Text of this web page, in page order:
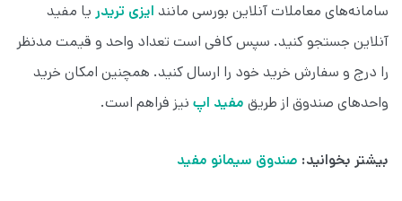
سامانه‌های معاملات آنلاین بورسی مانند ایزی تریدر یا مفید
آنلاین جستجو کنید. سپس کافی است تعداد واحد و قیمت مدنظر
را درج و سفارش خرید خود را ارسال کنید. همچنین امکان خرید
واحدهای صندوق از طریق مفید اپ نیز فراهم است.
بیشتر بخوانید: صندوق سیمانو مفید